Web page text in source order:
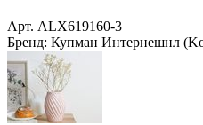
Арт. ALX619160-3
Бренд: Купман Интернешнл